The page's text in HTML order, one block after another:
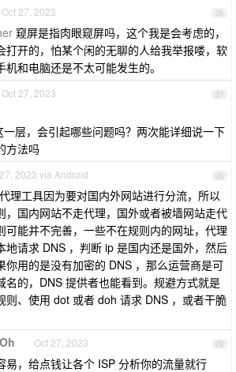
26
Oct 27, 2023
窥屏是指肉眼窥屏吗，这个我是会考虑的，
打开的，怕某个闲的无聊的人给我举报喽，软
和电脑还是不太可能发生的。
27
Oct 27, 2023
一层，会引起哪些问题吗？两次能详细说一下
方法吗
28
2023 via Android
理工具因为要对国内外网站进行分流，所以
，国内网站不走代理，国外或者被墙网站走代
可能并不完善，一些不在规则内的网址，代理
地请求 DNS ，判断 ip 是国内还是国外，然后
你用的是没有加密的 DNS ，那么运营商是可
名的，DNS 提供者也能看到。规避方式就是
则、使用 dot 或者 doh 请求 DNS ，或者干脆
29
Oct 27, 2023
易，给点钱让各个 ISP 分析你的流量就行